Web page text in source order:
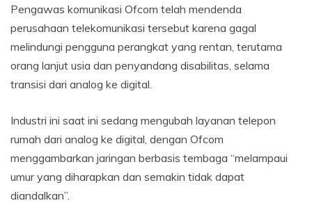
Pengawas komunikasi Ofcom telah mendenda
perusahaan telekomunikasi tersebut karena gagal
melindungi pengguna perangkat yang rentan, terutama
orang lanjut usia dan penyandang disabilitas, selama
transisi dari analog ke digital.
Industri ini saat ini sedang mengubah layanan telepon
rumah dari analog ke digital, dengan Ofcom
menggambarkan jaringan berbasis tembaga “melampaui
umur yang diharapkan dan semakin tidak dapat
diandalkan”.